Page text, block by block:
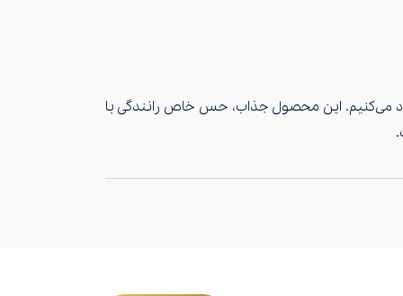
می‌کنیم. این محصول جذاب، حس خاص رانندگی با